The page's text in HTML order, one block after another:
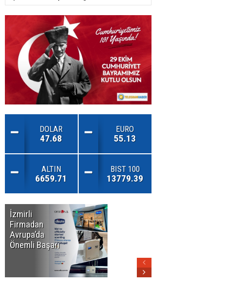
DOLAR
47.68
EURO
55.13
ALTIN
6659.71
BIST 100
13779.39
İzmirli
Firmadan
Avrupa’da
Önemli Başarı